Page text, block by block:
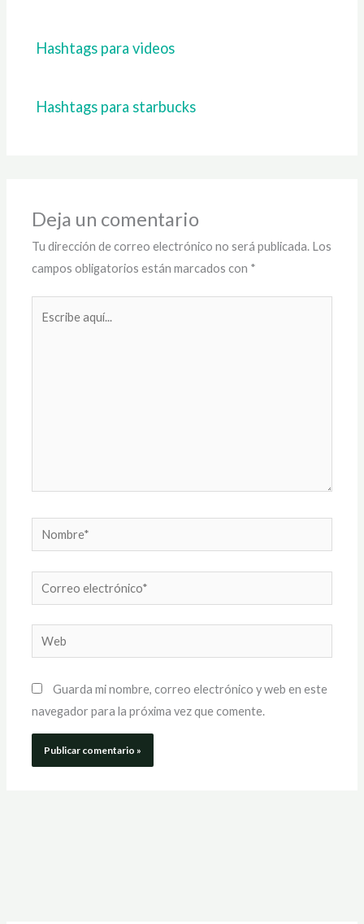
Hashtags para videos
Hashtags para starbucks
Deja un comentario
Tu dirección de correo electrónico no será publicada. Los
campos obligatorios están marcados con *
Nombre*
Correo
electrónico*
Web
Guarda mi nombre, correo electrónico y web en este
navegador para la próxima vez que comente.